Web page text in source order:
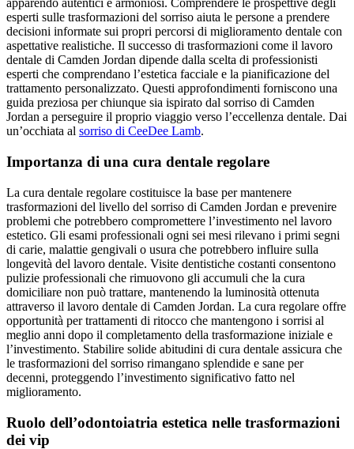
apparendo autentici e armoniosi. Comprendere le prospettive degli
esperti sulle trasformazioni del sorriso aiuta le persone a prendere
decisioni informate sui propri percorsi di miglioramento dentale con
aspettative realistiche. Il successo di trasformazioni come il lavoro
dentale di Camden Jordan dipende dalla scelta di professionisti
esperti che comprendano l’estetica facciale e la pianificazione del
trattamento personalizzato. Questi approfondimenti forniscono una
guida preziosa per chiunque sia ispirato dal sorriso di Camden
Jordan a perseguire il proprio viaggio verso l’eccellenza dentale. Dai
un’occhiata al sorriso di CeeDee Lamb.
Importanza di una cura dentale regolare
La cura dentale regolare costituisce la base per mantenere
trasformazioni del livello del sorriso di Camden Jordan e prevenire
problemi che potrebbero compromettere l’investimento nel lavoro
estetico. Gli esami professionali ogni sei mesi rilevano i primi segni
di carie, malattie gengivali o usura che potrebbero influire sulla
longevità del lavoro dentale. Visite dentistiche costanti consentono
pulizie professionali che rimuovono gli accumuli che la cura
domiciliare non può trattare, mantenendo la luminosità ottenuta
attraverso il lavoro dentale di Camden Jordan. La cura regolare offre
opportunità per trattamenti di ritocco che mantengono i sorrisi al
meglio anni dopo il completamento della trasformazione iniziale e
l’investimento. Stabilire solide abitudini di cura dentale assicura che
le trasformazioni del sorriso rimangano splendide e sane per
decenni, proteggendo l’investimento significativo fatto nel
miglioramento.
Ruolo dell’odontoiatria estetica nelle trasformazioni
dei vip